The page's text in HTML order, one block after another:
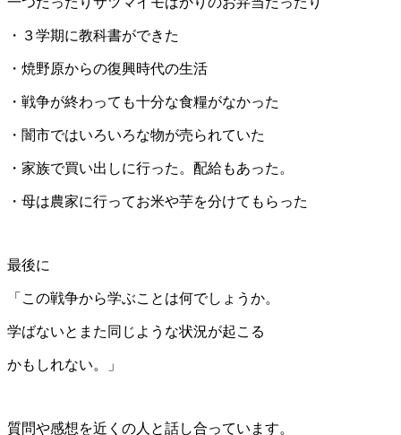
・３学期に教科書ができた
・焼野原からの復興時代の生活
・戦争が終わっても十分な食糧がなかった
・闇市ではいろいろな物が売られていた
・家族で買い出しに行った。配給もあった。
・母は農家に行ってお米や芋を分けてもらった
最後に
「この戦争から学ぶことは何でしょうか。
学ばないとまた同じような状況が起こる
かもしれない。」
質問や感想を近くの人と話し合っています。